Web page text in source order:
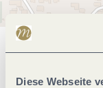
Diese Webseite